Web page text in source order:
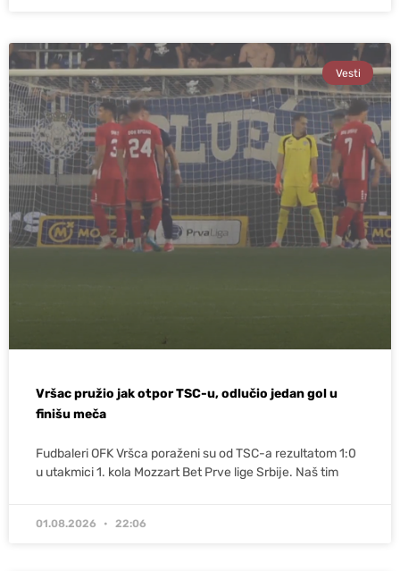
Vesti
Vršac pružio jak otpor TSC-u, odlučio jedan gol u
finišu meča
Fudbaleri OFK Vršca poraženi su od TSC-a rezultatom 1:0
u utakmici 1. kola Mozzart Bet Prve lige Srbije. Naš tim
01.08.2026 22:06